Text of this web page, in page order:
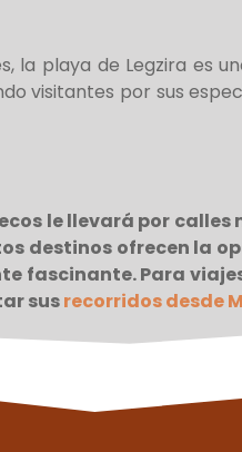
la playa de Legzira es
visitantes por sus
le llevará por
destinos ofrecen la
fascinante. Para
susrecorridos desde